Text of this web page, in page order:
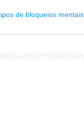
de bloqueios